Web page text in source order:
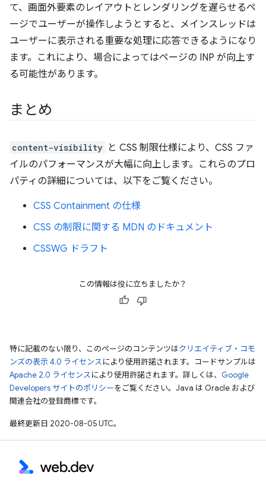
て、画面外要素のレイアウトとレンダリングを遅らせるペ
ージでユーザーが操作しようとすると、メインスレッドは
ユーザーに表示される重要な処理に応答できるようになり
ます。これにより、場合によってはページの INP が向上す
る可能性があります。
まとめ
content-visibility と CSS 制限仕様により、CSS ファ
イルのパフォーマンスが大幅に向上します。これらのプロ
パティの詳細については、以下をご覧ください。
CSS Containment の仕様
CSS の制限に関する MDN のドキュメント
CSSWG ドラフト
この情報は役に立ちましたか？
特に記載のない限り、このページのコンテンツはクリエイティブ・コモ
ンズの表示 4.0 ライセンスにより使用許諾されます。コードサンプルは
Apache 2.0 ライセンスにより使用許諾されます。詳しくは、 Google
Developers サイトのポリシーをご覧ください。Java は Oracle および
関連会社の登録商標です。
最終更新日 2020-08-05 UTC。